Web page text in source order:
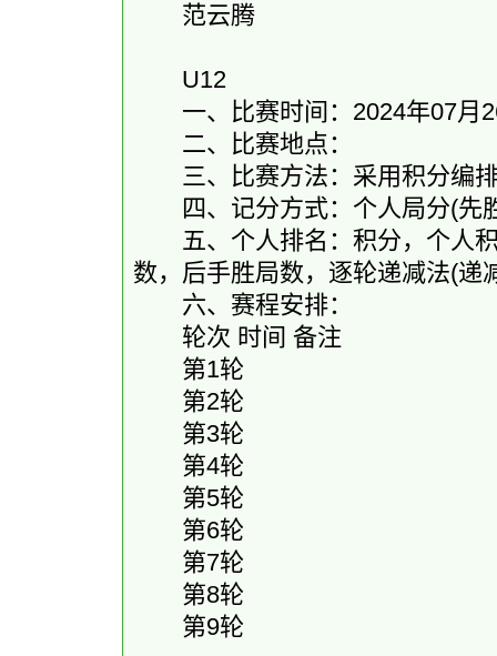
范云腾
U12
一、比赛时间：2024年07月
二、比赛地点：
三、比赛方法：采用积分编排
四、记分方式：个人局分(先
五、个人排名：积分，个人积
数，后手胜局数，逐轮递减法(递
六、赛程安排：
轮次 时间 备注
第1轮
第2轮
第3轮
第4轮
第5轮
第6轮
第7轮
第8轮
第9轮